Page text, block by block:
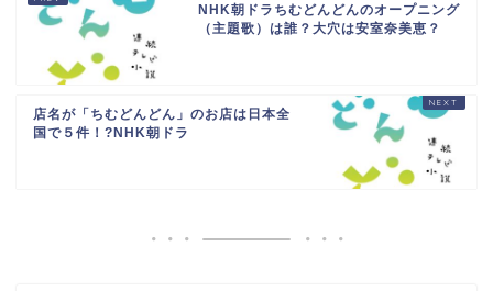
NHK朝ドラちむどんどんのオープニング
（主題歌）は誰？大穴は安室奈美恵？
店名が「ちむどんどん」のお店は日本全
国で５件！?NHK朝ドラ